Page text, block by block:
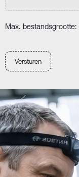
Max.